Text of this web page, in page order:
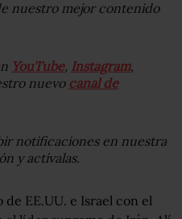
nuestro mejor contenido
YouTube, Instagram,
nuevo canal de
notificaciones en nuestra
y actívalas.
EE.UU. e Israel con el